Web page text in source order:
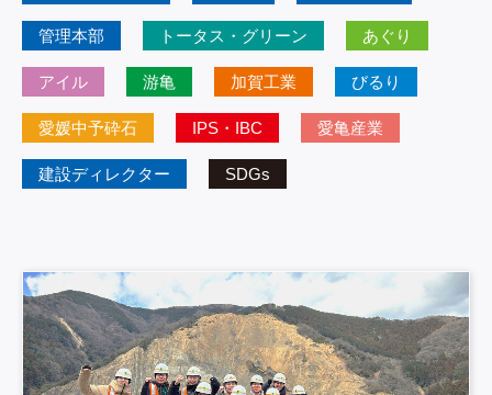
管理本部 トータス・グリーン あぐり
アイル 游亀 加賀工業 びるり
愛媛中予砕石 IPS・IBC 愛亀産業
建設ディレクター SDGs